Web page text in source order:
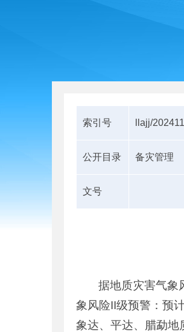
索引号 llajj/
公开目录 备灾管理
文号
据地质灾害气象
象风险II级预警：预
象达、平达、腊勐地